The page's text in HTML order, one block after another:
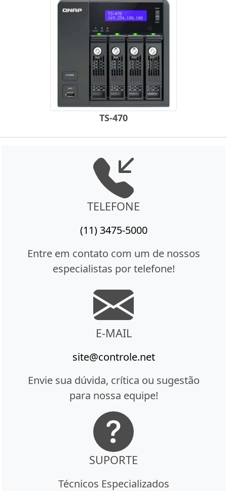
TS-470
TELEFONE
(11) 3475-5000
Entre em contato com um de nossos
especialistas por telefone!
E-MAIL
site@controle.net
Envie sua dúvida, crítica ou sugestão
para nossa equipe!
SUPORTE
Técnicos Especializados